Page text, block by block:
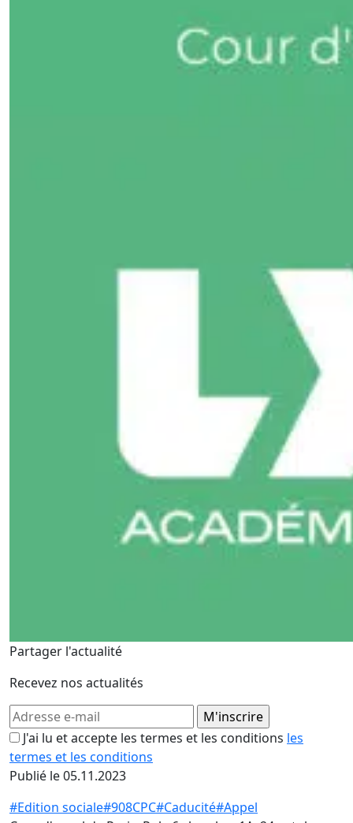
Publié le 05.11.2023
#Edition sociale#908CPC#Caducité#Appel
Partager l'actualité
Recevez nos actualités
J'ai lu et accepte les termes et les conditions les
termes et les conditions